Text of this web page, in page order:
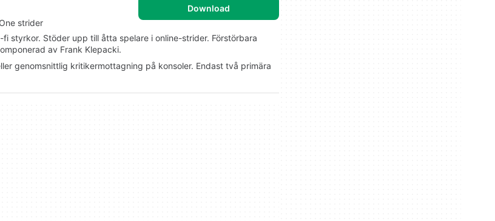
strider
Download
styrkor. Stöder upp till åtta spelare i online-strider. Förstörbara
av Frank Klepacki.
genomsnittlig kritikermottagning på konsoler. Endast två primära